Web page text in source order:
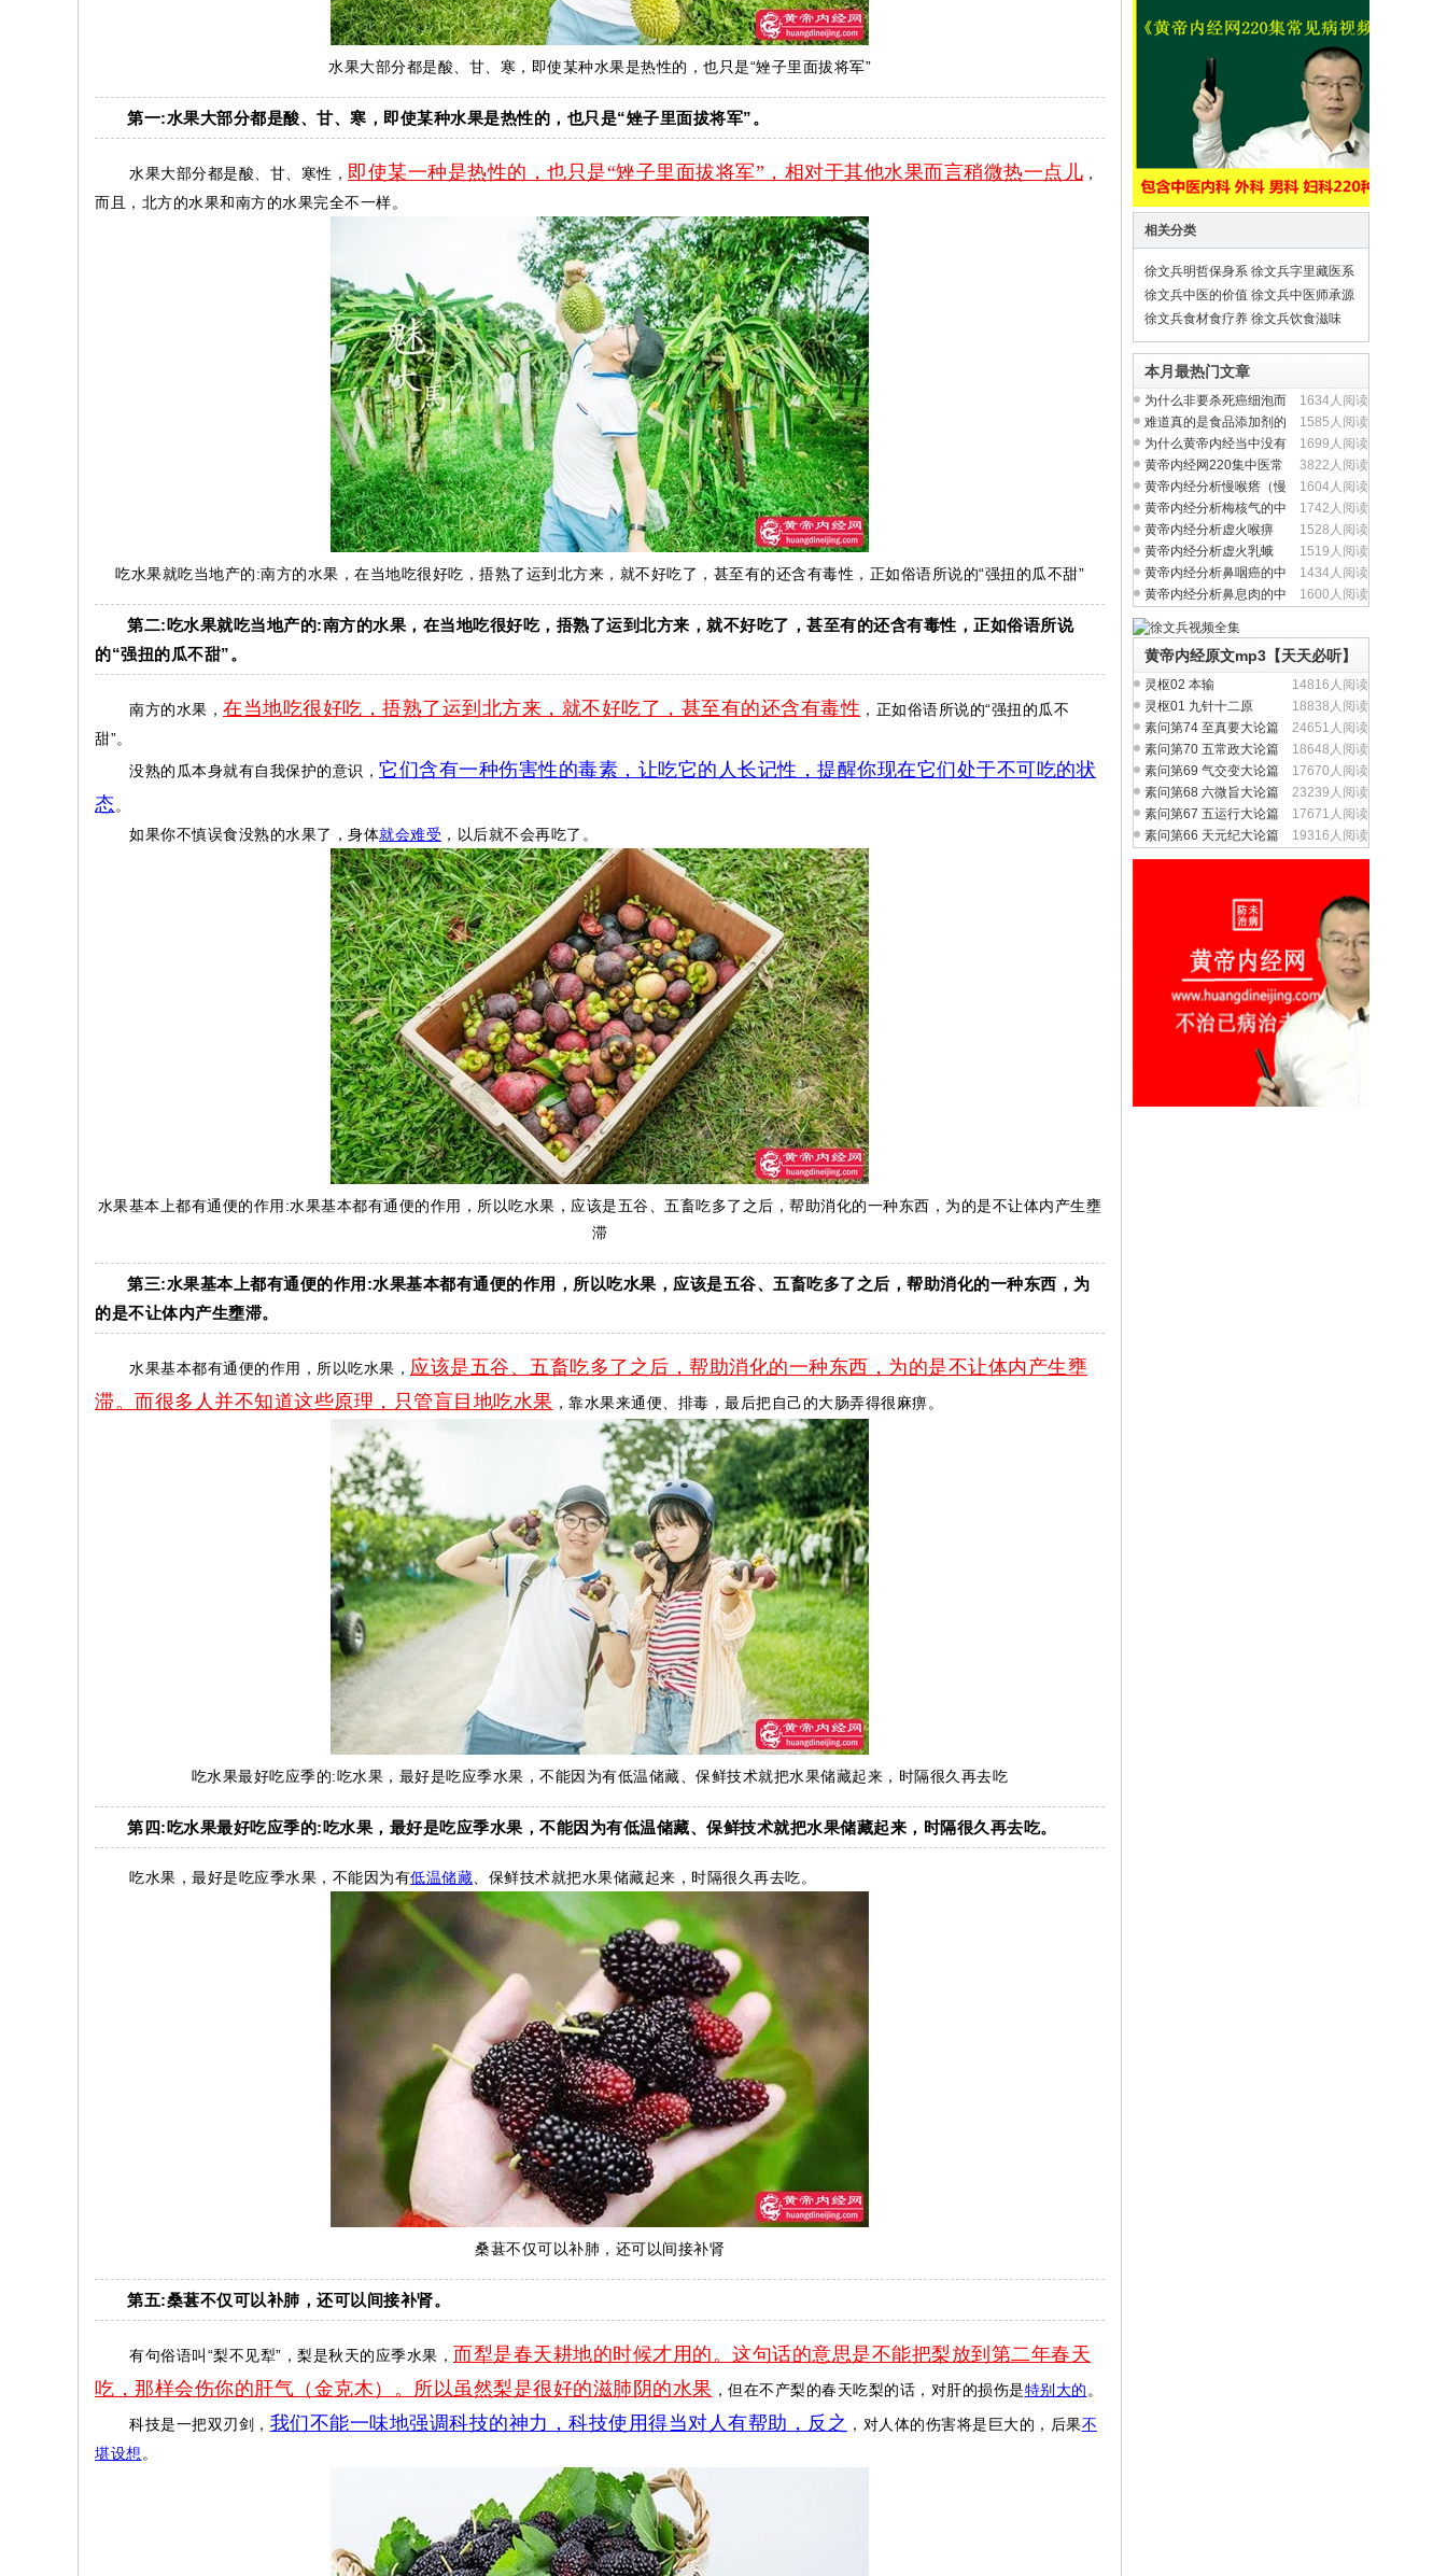
水果大部分都是酸、甘、寒，即使某种水果是热性的，也只是“矬子里面拔将军”
第一:水果大部分都是酸、甘、寒，即使某种水果是热性的，也只是“矬子里面拔将军”。
水果大部分都是酸、甘、寒性， 即使某一种是热性的，也只是“矬子里面拔将军”，相对于其他水果而言稍微热一点儿 ，
而且，北方的水果和南方的水果完全不一样。
吃水果就吃当地产的:南方的水果，在当地吃很好吃，捂熟了运到北方来，就不好吃了，甚至有的还含有毒性，正如俗语所说的“强扭的瓜不甜”
第二:吃水果就吃当地产的:南方的水果，在当地吃很好吃，捂熟了运到北方来，就不好吃了，甚至有的还含有毒性，正如俗语所说
的“强扭的瓜不甜”。
南方的水果， 在当地吃很好吃，捂熟了运到北方来，就不好吃了，甚至有的还含有毒性 ，正如俗语所说的“强扭的瓜不
甜”。
没熟的瓜本身就有自我保护的意识， 它们含有一种伤害性的毒素，让吃它的人长记性，提醒你现在它们处于不可吃的状
态 。
如果你不慎误食没熟的水果了，身体就会难受 ，以后就不会再吃了。
水果基本上都有通便的作用:水果基本都有通便的作用，所以吃水果，应该是五谷、五畜吃多了之后，帮助消化的一种东西，为的是不让体内产生壅
滞
第三:水果基本上都有通便的作用:水果基本都有通便的作用，所以吃水果，应该是五谷、五畜吃多了之后，帮助消化的一种东西，为
的是不让体内产生壅滞。
水果基本都有通便的作用，所以吃水果， 应该是五谷、五畜吃多了之后，帮助消化的一种东西，为的是不让体内产生壅
滞。而很多人并不知道这些原理，只管盲目地吃水果 ，靠水果来通便、排毒，最后把自己的大肠弄得很麻痹。
吃水果最好吃应季的:吃水果，最好是吃应季水果，不能因为有低温储藏、保鲜技术就把水果储藏起来，时隔很久再去吃
第四:吃水果最好吃应季的:吃水果，最好是吃应季水果，不能因为有低温储藏、保鲜技术就把水果储藏起来，时隔很久再去吃。
吃水果，最好是吃应季水果，不能因为有低温储藏 、保鲜技术就把水果储藏起来，时隔很久再去吃。
桑葚不仅可以补肺，还可以间接补肾
第五:桑葚不仅可以补肺，还可以间接补肾。
有句俗语叫“梨不见犁”，梨是秋天的应季水果， 而犁是春天耕地的时候才用的。这句话的意思是不能把梨放到第二年春天
吃，那样会伤你的肝气（金克木）。所以虽然梨是很好的滋肺阴的水果 ，但在不产梨的春天吃梨的话，对肝的损伤是特别大的 。
科技是一把双刃剑， 我们不能一味地强调科技的神力，科技使用得当对人有帮助，反之 ，对人体的伤害将是巨大的，后果不
堪设想 。
相关分类
徐文兵明哲保身系
列
徐文兵字里藏医系
列
徐文兵中医的价值
观
徐文兵中医师承源
流
徐文兵食材食疗养
生
徐文兵饮食滋味
本月最热门文章
1634人阅读
为什么非要杀死癌细泡而
不从提升人体正气入
1585人阅读
难道真的是食品添加剂的
问题吗？
1699人阅读
为什么黄帝内经当中没有
完整的方剂学内容？
3822人阅读
黄帝内经网220集中医常
见病视频全集
1604人阅读
黄帝内经分析慢喉瘩（慢
性喉炎）的中医养生
1742人阅读
黄帝内经分析梅核气的中
医养生治疗与食疗
1528人阅读
黄帝内经分析虚火喉痹
（慢性咽炎）中医养生
1519人阅读
黄帝内经分析虚火乳蛾
（慢性扁桃体炎）中医
1434人阅读
黄帝内经分析鼻咽癌的中
医养生治疗与食疗
1600人阅读
黄帝内经分析鼻息肉的中
黄帝内经原文mp3【天天必听】
14816人阅读
灵枢02 本输
18838人阅读
灵枢01 九针十二原
24651人阅读
素问第74 至真要大论篇
18648人阅读
素问第70 五常政大论篇
17670人阅读
素问第69 气交变大论篇
23239人阅读
素问第68 六微旨大论篇
17671人阅读
素问第67 五运行大论篇
19316人阅读
素问第66 天元纪大论篇